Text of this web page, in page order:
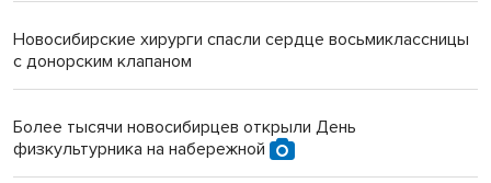
Новосибирские хирурги спасли сердце восьмиклассницы
с донорским клапаном
Более тысячи новосибирцев открыли День
физкультурника на набережной